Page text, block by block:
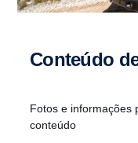
Conteúdo
Fotos e informações
conteúdo